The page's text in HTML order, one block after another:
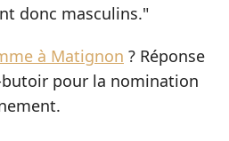
donc masculins."
à Matignon ? Réponse
pour la nomination